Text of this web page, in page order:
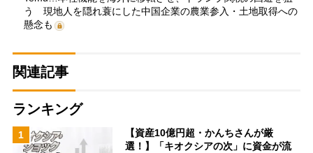
う 現地人を隠れ蓑にした中国企業の農業参入・土地取得への
懸念も
関連記事
ランキング
1
【資産10億円超・かんちさんが厳
選！】「キオクシアの次」に資金が流